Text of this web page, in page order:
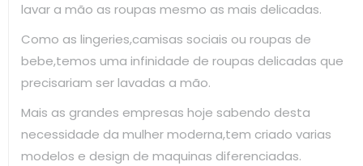
lavar a mão as roupas mesmo as mais delicadas.
Como as lingeries,camisas sociais ou roupas de
bebe,temos uma infinidade de roupas delicadas que
precisariam ser lavadas a mão.
Mais as grandes empresas hoje sabendo desta
necessidade da mulher moderna,tem criado varias
modelos e design de maquinas diferenciadas.